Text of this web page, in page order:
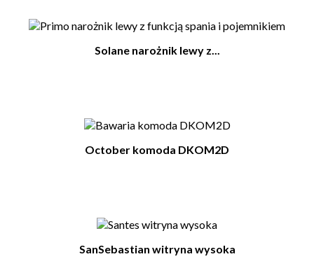
Solane narożnik lewy z...
October komoda DKOM2D
SanSebastian witryna wysoka